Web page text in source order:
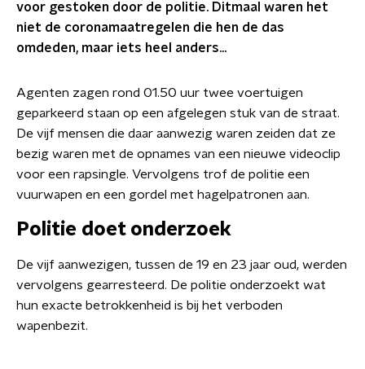
voor gestoken door de politie. Ditmaal waren het
niet de coronamaatregelen die hen de das
omdeden, maar iets heel anders...
Agenten zagen rond 01.50 uur twee voertuigen
geparkeerd staan op een afgelegen stuk van de straat.
De vijf mensen die daar aanwezig waren zeiden dat ze
bezig waren met de opnames van een nieuwe videoclip
voor een rapsingle. Vervolgens trof de politie een
vuurwapen en een gordel met hagelpatronen aan.
Politie doet onderzoek
De vijf aanwezigen, tussen de 19 en 23 jaar oud, werden
vervolgens gearresteerd. De politie onderzoekt wat
hun exacte betrokkenheid is bij het verboden
wapenbezit.